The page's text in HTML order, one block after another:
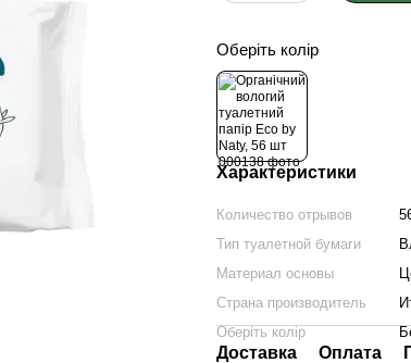
Оберіть колір
Характеристики
Количество отрывов
Тип туалетной бумаги
Материал основы
Страна производитель
Оберіть колір
Доставка Оплата